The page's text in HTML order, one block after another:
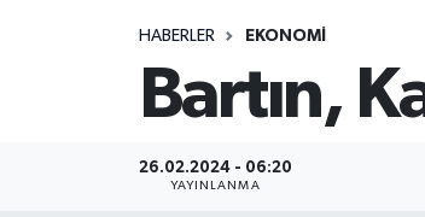
HABERLER EKONOMI
Bartın,
26.02.2024 - 06:20
YAYINLANMA
Sinema